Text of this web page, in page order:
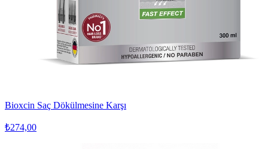
Bioxcin Saç Dökülmesine Karşı
₺274,00